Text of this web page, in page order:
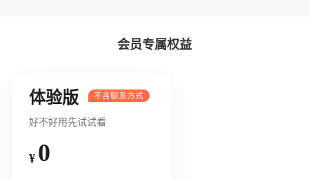
会员专属权益
体验版
好不好用先试试看
¥ 0